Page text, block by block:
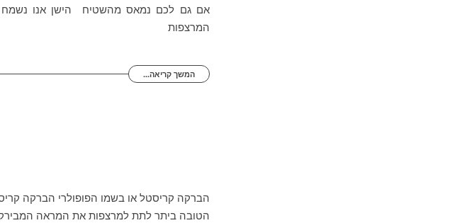
אם גם לכם נמאס מהשטיח הישן אנו נשמח
המרצפות
המשך קריאה...
הברקה קריסטל או בשמו הפופולרי הברקה
הטובה ביתר לתת למרצפות את המראה